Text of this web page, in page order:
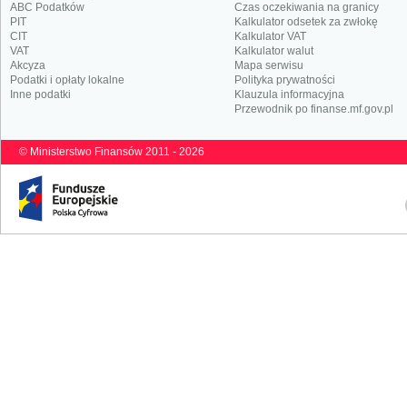
ABC Podatków
PIT
CIT
VAT
Akcyza
Podatki i opłaty lokalne
Inne podatki
Czas oczekiwania na granicy
Kalkulator odsetek za zwłokę
Kalkulator VAT
Kalkulator walut
Mapa serwisu
Polityka prywatności
Klauzula informacyjna
Przewodnik po finanse.mf.gov.pl
© Ministerstwo Finansów 2011 - 2026